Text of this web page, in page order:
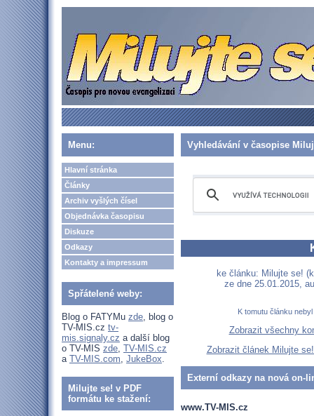
Menu:
Hlavní stránka
Články
Archiv vyšlých čísel
Objednávka časopisu
Diskuze
Odkazy
Kontakty a impressum
Spřátelené weby:
Blog o FATYMu zde, blog o
TV-MIS.cz tv-
mis.signaly.cz a další blog
o TV-MIS zde, TV-MIS.cz
a TV-MIS.com, JukeBox.
Milujte se! v PDF
formátu ke stažení:
Vyhledávání v časopise
ke článku: Milujte se!
ze dne 25.01.2015,
K tomutu článku
Zobrazit všechny
Zobrazit článek Milujte
Externí odkazy na nová on-
www.TV-MIS.cz